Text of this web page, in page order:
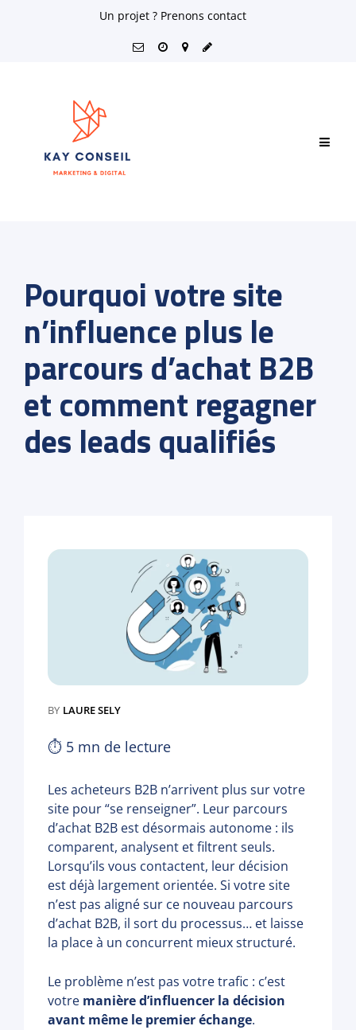
Un projet ? Prenons contact
Pourquoi votre site
n’influence plus le
parcours d’achat B2B
et comment regagner
des leads qualifiés
BY LAURE SELY
⏱ 5 mn de lecture
Les acheteurs B2B n’arrivent plus sur votre
site pour “se renseigner”. Leur parcours
d’achat B2B est désormais autonome : ils
comparent, analysent et filtrent seuls.
Lorsqu’ils vous contactent, leur décision
est déjà largement orientée. Si votre site
n’est pas aligné sur ce nouveau parcours
d’achat B2B, il sort du processus… et laisse
la place à un concurrent mieux structuré.
Le problème n’est pas votre trafic : c’est
votre manière d’influencer la décision
avant même le premier échange.